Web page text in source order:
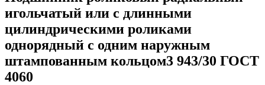
игольчатый или с длинными
цилиндрическими роликами
однорядный с одним наружным
штампованным кольцом3 943/30 ГОСТ
4060